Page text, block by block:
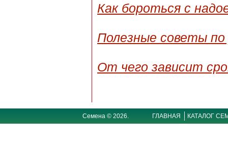
Как бороться с
Полезные советы по
От чего зависит
Семена © 2026. ГЛАВНАЯ КАТАЛОГ